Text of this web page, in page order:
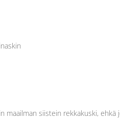
siistein rekkakuski, ehkä